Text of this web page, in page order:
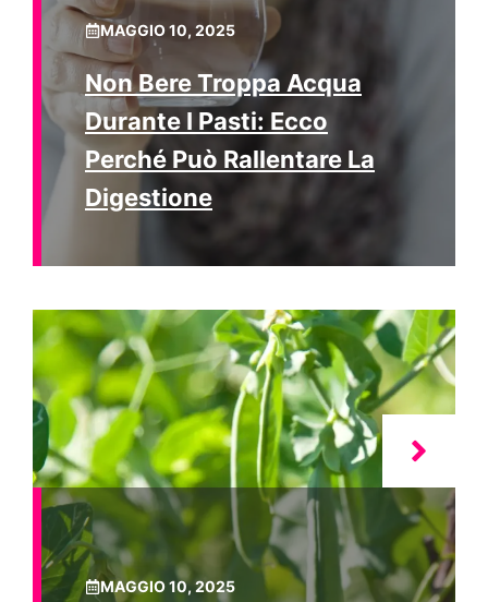
MAGGIO 10, 2025
Non Bere Troppa Acqua
Durante I Pasti: Ecco
Perché Può Rallentare La
Digestione
MAGGIO 10, 2025